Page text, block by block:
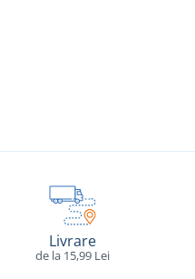
Livrare
de la 15,99 Lei